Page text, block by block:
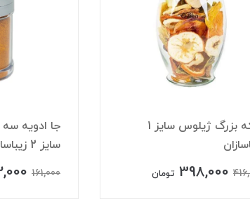
بانکه بزرگ ژیلوس سایز 1
398,000 تومان
جا ادویه سه
سایز 2 زیباسازان
161,000